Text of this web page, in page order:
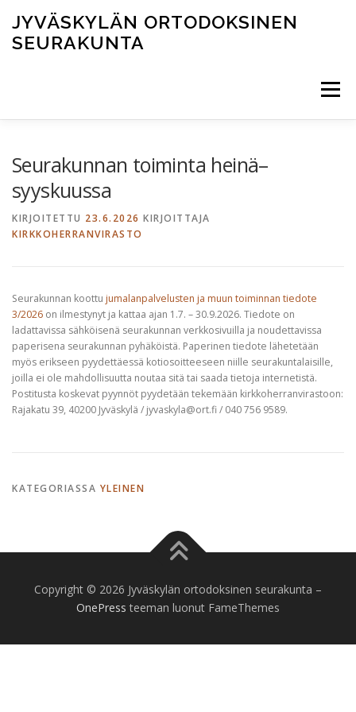
sisältöön
JYVÄSKYLÄN ORTODOKSINEN
SEURAKUNTA
Valikko
Seurakunnan toiminta heinä–
syyskuussa
KIRJOITETTU 23.6.2026 KIRJOITTAJA
KIRKKOHERRANVIRASTO
Seurakunnan koottu jumalanpalvelusten ja muun toiminnan tiedote
3/2026 on ilmestynyt ja kattaa ajan 1.7. – 30.9.2026. Tiedote on
ladattavissa sähköisenä seurakunnan verkkosivuilla ja noudettavissa
paperisena seurakunnan pyhäköistä. Paperinen tiedote lähetetään
myös erikseen pyydettäessä kotiosoitteeseen niille seurakuntalaisille,
joilla ei ole mahdollisuutta noutaa sitä tai saada tietoja internetistä.
Postitusta koskevat pyynnöt pyydetään tekemään kirkkoherranvirastoon:
Rajakatu 39, 40200 Jyväskylä / jyvaskyla@ort.fi / 040 756 9589.
KATEGORIASSA YLEINEN
Copyright © 2026 Jyväskylän ortodoksinen seurakunta –
OnePress teeman luonut FameThemes